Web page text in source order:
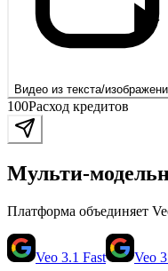
Видео из текста/
100Расход кредитов
Мульти-
Платформа объединяет
Veo 3.1 Fast Veo